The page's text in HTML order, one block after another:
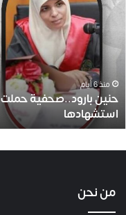
حملت
وهموم
عائلتها
حتى
لحظة
استشهادها
منذ 6 أيام
حنين بارود..صحفية
استشهادها
من نحن